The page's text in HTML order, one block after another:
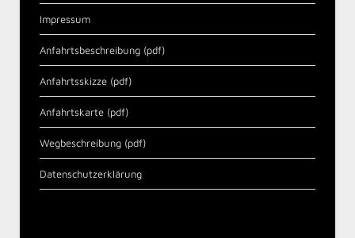
Impressum
Anfahrtsbeschreibung (pdf)
Anfahrtsskizze (pdf)
Anfahrtskarte (pdf)
Wegbeschreibung (pdf)
Datenschutzerklärung